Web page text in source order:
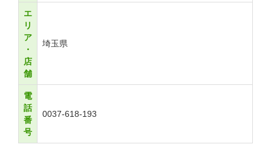
エ
リ
ア
・
店
舗
埼玉県
電
話
番
号
0037-618-193